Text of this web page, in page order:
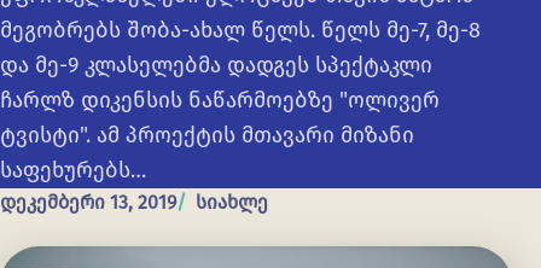
მეგობრებს შობა-ახალ წელს. წელს მე-7, მე-8
და მე-9 კლასელებმა დადგეს სპექტაკლი
ჩარლზ დიკენსის ნაწარმოებზე "ოლივერ
ტვისტი". ამ პროექტის მთავარი მიზანი
საფეხურებს…
დეკემბერი 13, 2019 სიახლე